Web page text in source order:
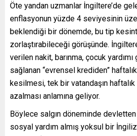
Öte yandan uzmanlar İngiltere’de
enflasyonun yüzde 4 seviyesinin
beklendiği bir dönemde, bu tip
zorlaştırabileceği görüşünde.
verilen nakit, barınma, çocuk
sağlanan “evrensel krediden”
kesilmesi, tek bir vatandaşın
azalması anlamına geliyor.
Böylece salgın döneminde
sosyal yardım almış yoksul bir